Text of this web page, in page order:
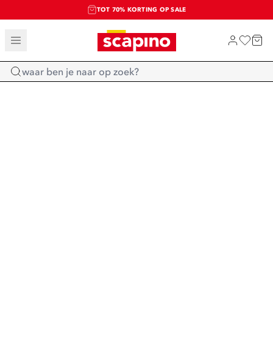
TOT 70% KORTING OP SALE
SALE: LAATSTE KANS!
SHOP NIEUW
Home